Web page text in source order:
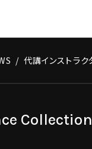
Collection